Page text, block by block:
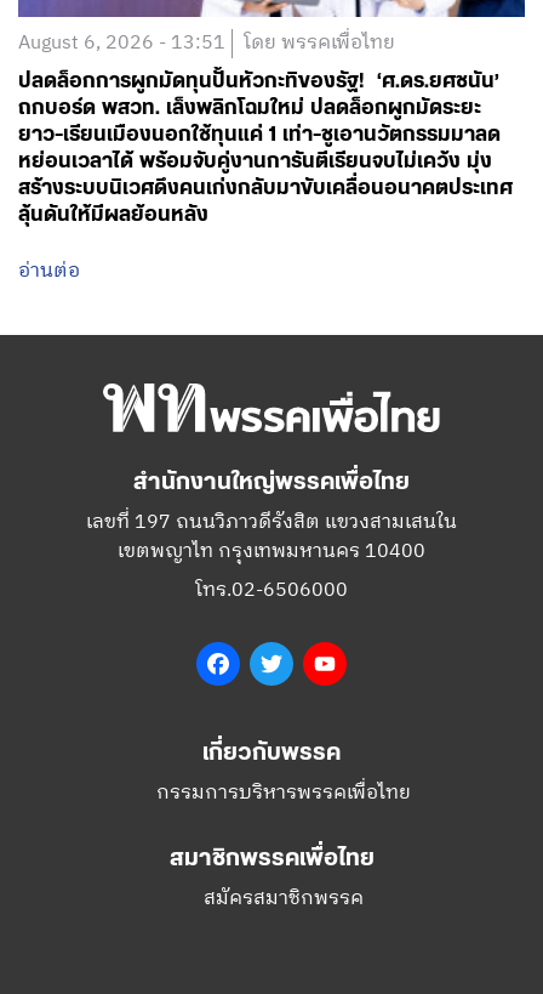
August 6, 2026 - 13:51 โดย พรรคเพื่อไทย
ปลดล็อกการผูกมัดทุนปั้นหัวกะทิของรัฐ! ‘ศ.ดร.ยศชนัน’
ถกบอร์ด พสวท. เล็งพลิกโฉมใหม่ ปลดล็อกผูกมัดระยะ
ยาว-เรียนเมืองนอกใช้ทุนแค่ 1 เท่า-ชูเอานวัตกรรมมาลด
หย่อนเวลาได้ พร้อมจับคู่งานการันตีเรียนจบไม่เคว้ง มุ่ง
สร้างระบบนิเวศดึงคนเก่งกลับมาขับเคลื่อนอนาคตประเทศ
ลุ้นดันให้มีผลย้อนหลัง
อ่านต่อ
สำนักงานใหญ่พรรคเพื่อไทย
เลขที่ 197 ถนนวิภาวดีรังสิต แขวงสามเสนใน
เขตพญาไท กรุงเทพมหานคร 10400
โทร.02-6506000
FacebookTwitter
เกี่ยวกับพรรค
กรรมการบริหารพรรคเพื่อไทย
สมาชิกพรรคเพื่อไทย
สมัครสมาชิกพรรค